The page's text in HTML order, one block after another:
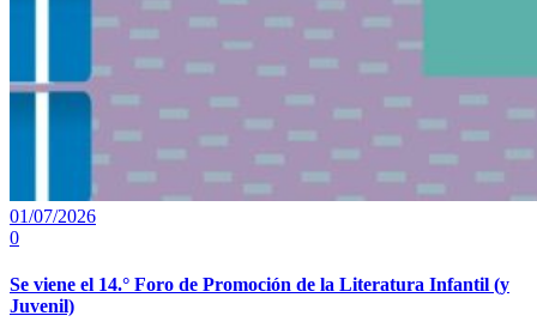
01/07/2026
0
Se viene el 14.° Foro de Promoción de la Literatura Infantil (y
Juvenil)